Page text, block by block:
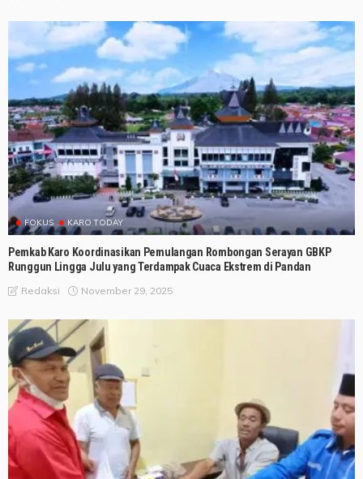
FOKUS KARO TODAY
Pemkab Karo Koordinasikan Pemulangan Rombongan Serayan GBKP
Runggun Lingga Julu yang Terdampak Cuaca Ekstrem di Pandan
Redaksi November 29, 2025